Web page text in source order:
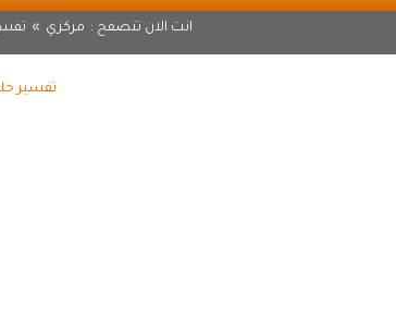
انت الان تتصفح : مركزي »
تفسير